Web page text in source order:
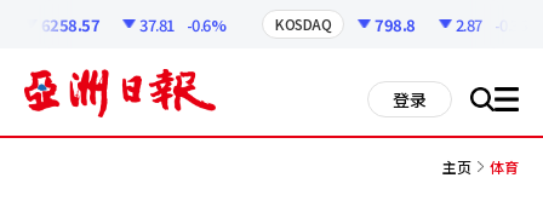
6258.57 37.81 -0.6% KOSDAQ 798.8 2.87 -0.36%
登录 搜 all
主页 体育